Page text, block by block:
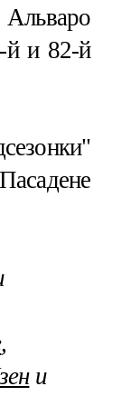
й и 82-й
,
и